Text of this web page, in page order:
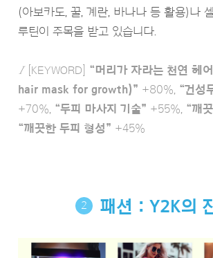
(아보카도, 꿀, 계란, 바나나 등 활용)나
루틴이 주목을 받고 있습니다.
Ι[KEYWORD] “머리가 자라는 천연 헤
hair mask for growth)” +80%, “건성
+70%, “두피 마사지 기술” +55%, “깨
“깨끗한 두피 형성” +45%
2 패션 : Y2K의